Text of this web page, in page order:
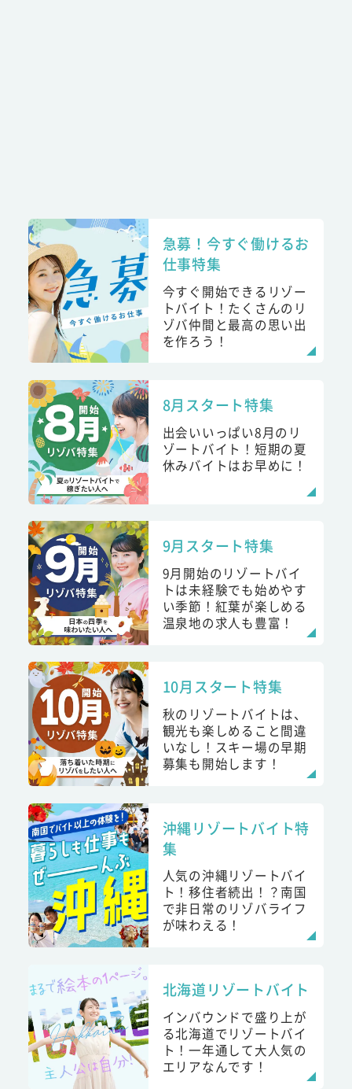
急募！今すぐ働けるお
仕事特集
今すぐ開始できるリゾー
トバイト！たくさんのリ
ゾバ仲間と最高の思い出
を作ろう！
8月スタート特集
出会いいっぱい8月のリ
ゾートバイト！短期の夏
休みバイトはお早めに！
9月スタート特集
9月開始のリゾートバイ
トは未経験でも始めやす
い季節！紅葉が楽しめる
温泉地の求人も豊富！
10月スタート特集
秋のリゾートバイトは、
観光も楽しめること間違
いなし！スキー場の早期
募集も開始します！
沖縄リゾートバイト特
集
人気の沖縄リゾートバイ
ト！移住者続出！？南国
で非日常のリゾバライフ
が味わえる！
北海道リゾートバイト
インバウンドで盛り上が
る北海道でリゾートバイ
ト！一年通して大人気の
エリアなんです！